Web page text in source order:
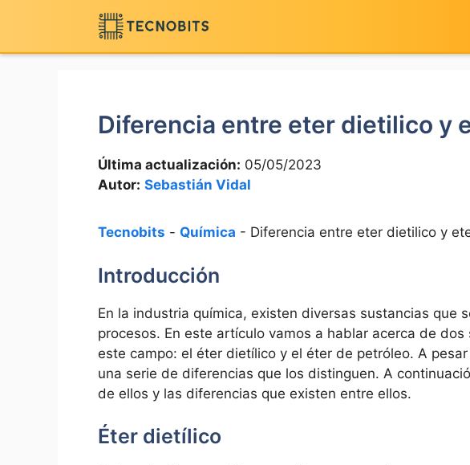
contenido
Diferencia entre eter dietilico y
Última actualización: 05/05/2023
Autor: Sebastián Vidal
Tecnobits - Química - Diferencia entre eter dietilico y
Introducción
En la industria química, existen diversas sustancias que
procesos. En este artículo vamos a hablar acerca de
este campo: el éter dietílico y el éter de petróleo. A
una serie de diferencias que los distinguen. A
de ellos y las diferencias que existen entre ellos.
Éter dietílico